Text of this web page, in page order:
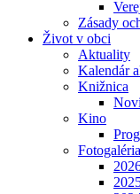
Zásady
Život v obci
Aktuality
Kalendár
Knižnica
Kino
Fotogaléria